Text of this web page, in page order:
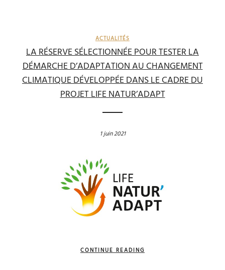
ACTUALITÉS
LA RÉSERVE SÉLECTIONNÉE POUR TESTER LA
DÉMARCHE D’ADAPTATION AU CHANGEMENT
CLIMATIQUE DÉVELOPPÉE DANS LE CADRE DU
PROJET LIFE NATUR’ADAPT
1 juin 2021
CONTINUE READING